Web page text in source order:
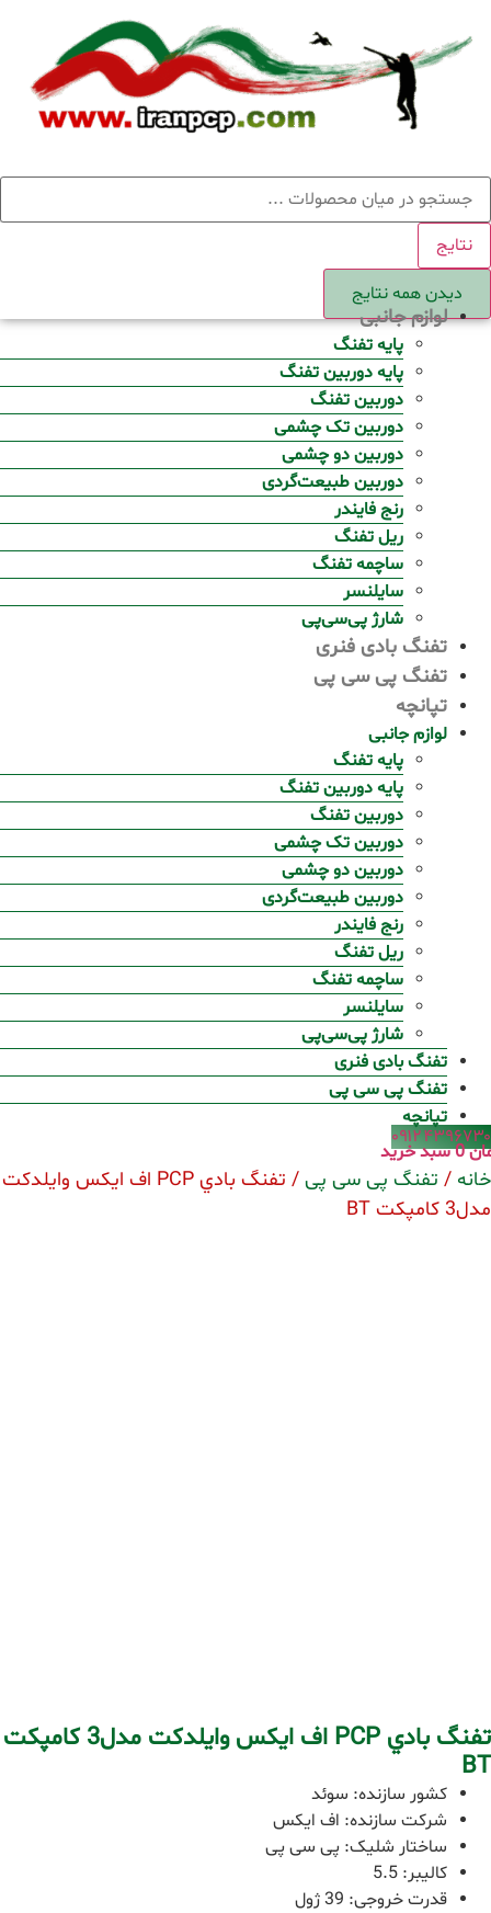
content
جستجو
.
نتایج
دیدن همه نتایج
لوازم جانبی
پایه تفنگ
پایه دوربین تفنگ
دوربین تفنگ
دوربین تک چشمی
دوربین دو چشمی
دوربین طبیعت‌گردی
رنج فایندر
ریل تفنگ
ساچمه تفنگ
سایلنسر
شارژ پی‌سی‌پی
تفنگ بادی فنری
تفنگ پی سی پی
تپانچه
لوازم جانبی
پایه تفنگ
پایه دوربین تفنگ
دوربین تفنگ
دوربین تک چشمی
دوربین دو چشمی
دوربین طبیعت‌گردی
رنج فایندر
ریل تفنگ
ساچمه تفنگ
سایلنسر
شارژ پی‌سی‌پی
تفنگ بادی فنری
تفنگ پی سی پی
تپانچه
۰۹۱۲۴۳۹۶۷۳۰
0سبد خرید
خانه / تفنگ پی سی پی
/ تفنگ بادي PCP اف ايكس وايلدكت
مدل3 کامپکت BT
تفنگ بادي PCP اف ايكس وايلدكت مدل3 کامپکت
BT
کشور سازنده: سوئد
شرکت سازنده: اف ایکس
ساختار شلیک: پی سی پی
کالیبر: 5.5
قدرت خروجی: 39 ژول